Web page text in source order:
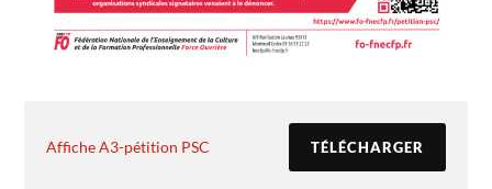
Affiche A3-pétition PSC TÉLÉCHARGER